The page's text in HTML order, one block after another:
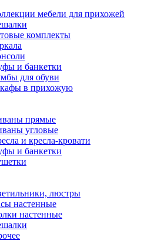
мебели для прихожей
комплекты
и банкетки
для обуви
в прихожую
прямые
угловые
и кресла-кровати
и банкетки
люстры
настенные
настенные